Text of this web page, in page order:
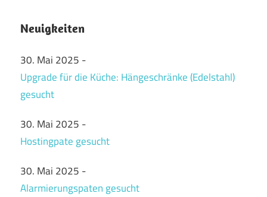
Neuigkeiten
30. Mai 2025 -
Upgrade für die Küche: Hängeschränke (Edelstahl)
gesucht
30. Mai 2025 -
Hostingpate gesucht
30. Mai 2025 -
Alarmierungspaten gesucht